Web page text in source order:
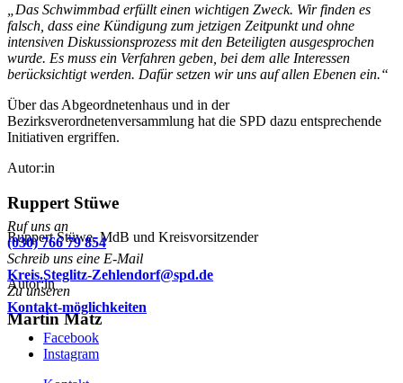
„Das Schwimmbad erfüllt einen wichtigen Zweck. Wir finden es
falsch, dass eine Kündigung zum jetzigen Zeitpunkt und ohne
intensiven Diskussionsprozess mit den Beteiligten ausgesprochen
wurde. Es muss ein Verfahren geben, bei dem alle Interessen
berücksichtigt werden. Dafür setzen wir uns auf allen Ebenen ein.“
Über das Abgeordnetenhaus und in der
Bezirksverordnetenversammlung hat die SPD dazu entsprechende
Initiativen ergriffen.
Autor:in
Ruppert Stüwe
Ruppert Stüwe, MdB und Kreisvorsitzender
Autor:in
Martin Matz
Ruf uns an
(030) 766 79 854
Schreib uns eine E-Mail
Kreis.Steglitz-Zehlendorf@spd.de
Zu unseren
Kontakt-möglichkeiten
Facebook
Instagram